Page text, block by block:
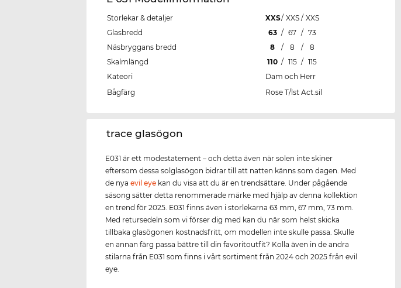
Storlekar & detaljer XXS/ XXS / XXS
Glasbredd
63 / 67 / 73
Näsbryggans bredd
8 / 8 /
8
Skalmlängd
110 / 115 / 115
Kateori
Dam och Herr
Bågfärg
Rose T/lst Act.sil
‌trace glasögon
E031 är ett modestatement – och detta även när solen inte skiner
eftersom dessa solglasögon bidrar till att natten känns som dagen. Med
de nyaevil eye kan du visa att du är en trendsättare. Under pågående
säsong sätter detta renommerade märke med hjälp av denna kollektion
en trend för 2025. E031 finns även i storlekarna 63 mm, 67 mm, 73 mm.
Med retursedeln som vi förser dig med kan du när som helst skicka
tillbaka glasögonen kostnadsfritt, om modellen inte skulle passa. Skulle
en annan färg passa bättre till din favoritoutfit? Kolla även in de andra
stilarna från E031 som finns i vårt sortiment från 2024 och 2025 från evil
eye.